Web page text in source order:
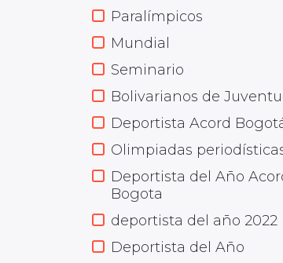
Paralímpicos
Mundial
Seminario
Bolivarianos de
Deportista Acord
Olimpiadas
Deportista del Año
Bogota
deportista del año 2022
Deportista del Año